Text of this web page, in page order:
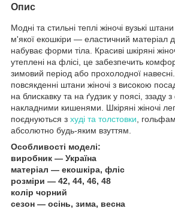
Опис
Модні та стильні теплі жіночі вузькі
м'якої екошкіри — еластичний матеріал
набуває форми тіла. Красиві шкіряні
утеплені на флісі, це забезпечить
зимовий період або прохолодної
повсякденні штани жіночі з високою
на блискавку та на ґудзик у поясі, ззаду
накладними кишенями. Шкіряні жіночі
поєднуються з худі та толстовки ,
абсолютно будь-яким взуттям.
Особливості моделі:
виробник — Україна
матеріал — екошкіра, фліс
розміри — 42, 44, 46, 48
колір чорний
сезон — осінь, зима, весна